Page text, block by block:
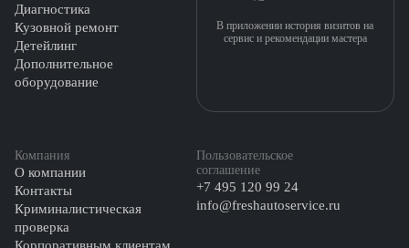
Диагностика
Кузовной ремонт
Детейлинг
Дополнительное
оборудование
Компания
О компании
Контакты
Криминалистическая
проверка
Пользовательское
соглашение
+7 495 120 99 24
info@freshautoservice.ru
В приложении история визитов на
сервис и рекомендации мастера